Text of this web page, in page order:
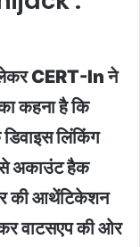
CERT-In ने
कहना है कि
लिंकिंग
से अकाउंट हैक
की आथेंटिकेशन
वाटसएप की ओर